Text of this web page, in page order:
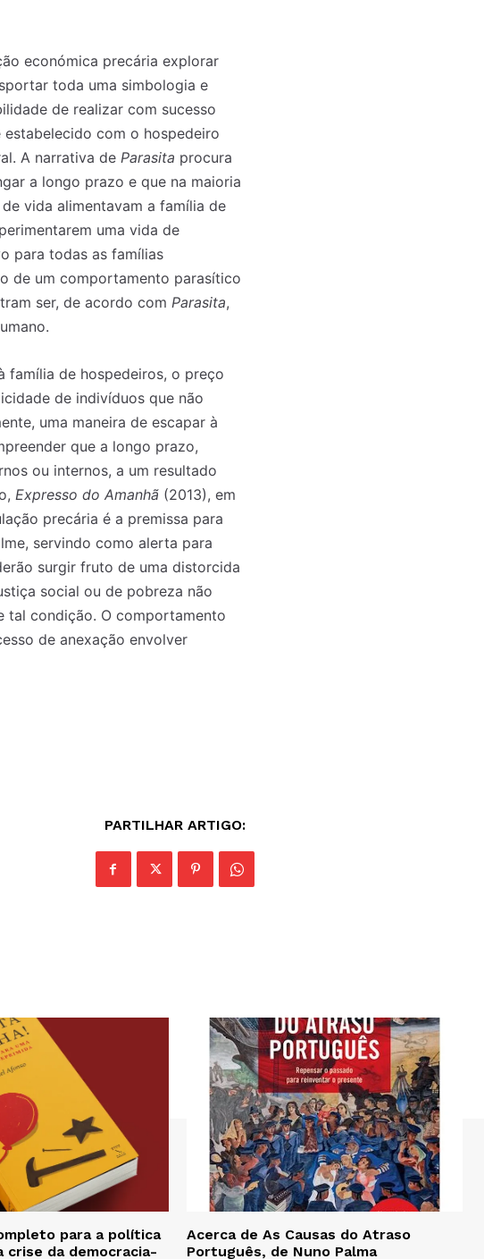
económica precária explorar
toda uma simbologia e
de realizar com sucesso
com o hospedeiro
A narrativa de Parasita procura
a longo prazo e que na maioria
vida alimentavam a família de
uma vida de
para todas as famílias
de um comportamento parasítico
ser, de acordo com Parasita,
família de hospedeiros, o preço
de indivíduos que não
uma maneira de escapar à
que a longo prazo,
ou internos, a um resultado
Expresso do Amanhã (2013), em
precária é a premissa para
servindo como alerta para
surgir fruto de uma distorcida
social ou de pobreza não
tal condição. O comportamento
de anexação envolver
PARTILHAR ARTIGO:
para a política
crise da democracia-
Acerca de As Causas do Atraso
Português, de Nuno Palma